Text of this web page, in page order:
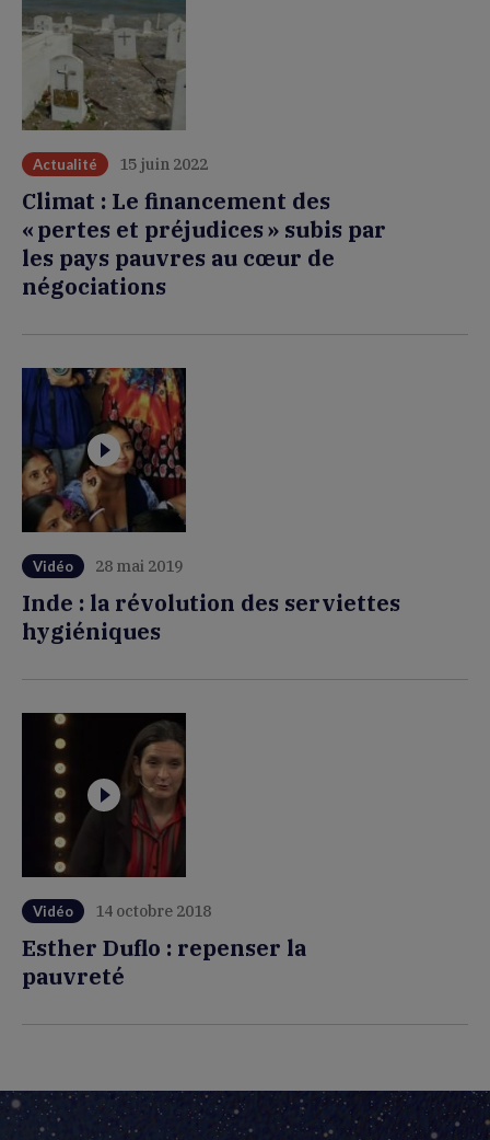
Actualité 15 juin 2022
Climat : Le financement des
« pertes et préjudices » subis par
les pays pauvres au cœur de
négociations
Vidéo 28 mai 2019
Inde : la révolution des serviettes
hygiéniques
Vidéo 14 octobre 2018
Esther Duflo : repenser la
pauvreté